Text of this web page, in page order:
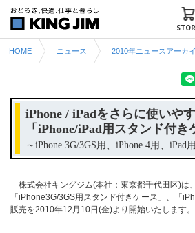
HOME ニュース 2010年ニュースアーカ
iPhone / iPadをさらに使いや
「iPhone/iPad用スタンド付
～iPhone 3G/3GS用、iPhone 4用、iPad
株式会社キングジム(本社：東京都千代田区)は
「iPhone3G/3GS用スタンド付きケース」、「
販売を2010年12月10日(金)より開始いたします。